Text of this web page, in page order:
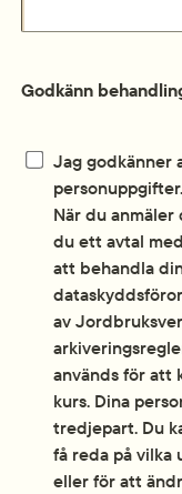
Godkänn
Jag godkänner
personuppgifter.
När du
du ett avtal
att behandla
av
används för att
kurs. Dina
tredjepart. Du
få reda på vilka
eller för att